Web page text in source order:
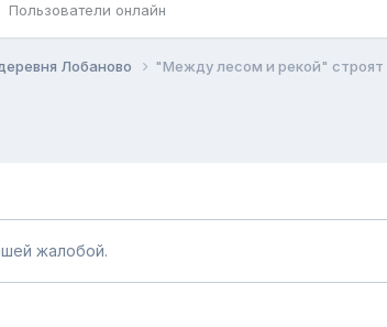
Пользователи онлайн
Лобаново "Между лесом и рекой" строят
жалобой.